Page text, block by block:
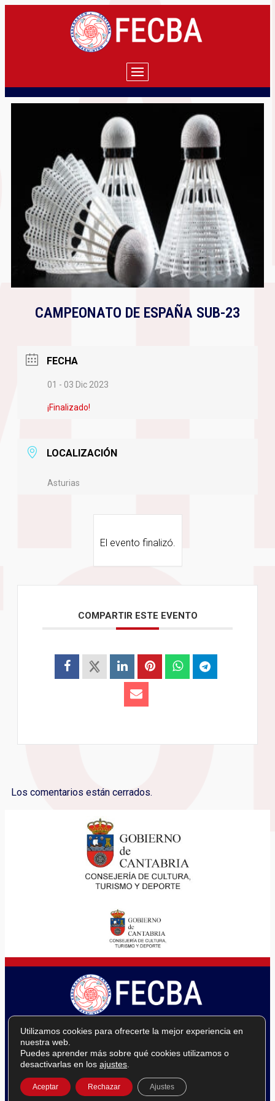
CAMPEONATO DE ESPAÑA SUB-23
FECHA
01 - 03 Dic 2023
¡Finalizado!
LOCALIZACIÓN
Asturias
El evento finalizó.
COMPARTIR ESTE EVENTO
Los comentarios están cerrados.
© 2022-2026 FECBA | FEDERACIÓN CÁNTABRA DE BÁDMINTON
Utilizamos cookies para ofrecerte la mejor experiencia en
nuestra web.
Puedes aprender más sobre qué cookies utilizamos o
desactivarlas en los ajustes
Aceptar Rechazar Ajustes